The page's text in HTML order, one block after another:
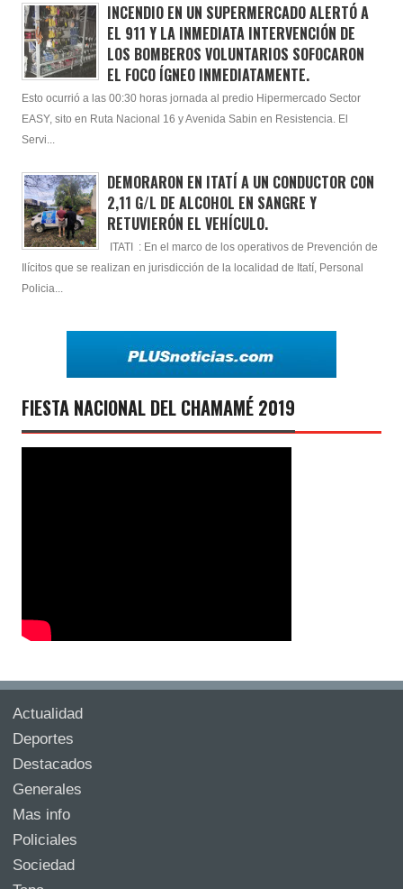
INCENDIO EN UN SUPERMERCADO ALERTÓ A
EL 911 Y LA INMEDIATA INTERVENCIÓN DE
LOS BOMBEROS VOLUNTARIOS SOFOCARON
EL FOCO ÍGNEO INMEDIATAMENTE.
Esto ocurrió a las 00:30 horas jornada al predio Hipermercado Sector
EASY, sito en Ruta Nacional 16 y Avenida Sabin en Resistencia. El
Servi...
DEMORARON EN ITATÍ A UN CONDUCTOR CON
2,11 G/L DE ALCOHOL EN SANGRE Y
RETUVIERÓN EL VEHÍCULO.
ITATI : En el marco de los operativos de Prevención de
Ilícitos que se realizan en jurisdicción de la localidad de Itatí, Personal
Policia...
FIESTA NACIONAL DEL CHAMAMÉ 2019
Actualidad
Deportes
Destacados
Generales
Mas info
Policiales
Sociedad